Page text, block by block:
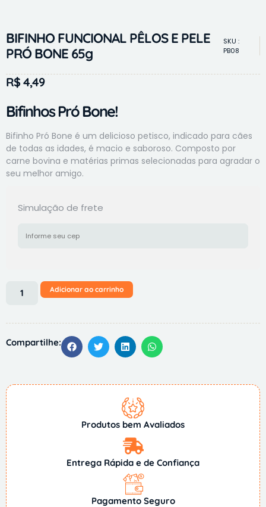
BIFINHO FUNCIONAL PÊLOS E PELE
PRÓ BONE 65g
SKU :
PB08
R$ 4,49
Bifinhos Pró Bone!
Bifinho Pró Bone é um delicioso petisco, indicado para cães
de todas as idades, é macio e saboroso. Composto por
carne bovina e matérias primas selecionadas para agradar o
seu melhor amigo.
Simulação de frete
Adicionar ao carrinho
Compartilhe:
Produtos bem Avaliados
Entrega Rápida e de Confiança
Pagamento Seguro